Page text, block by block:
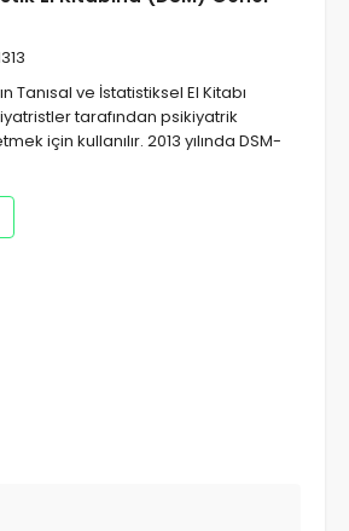
Tanısal ve İstatistiksel El Kitabı
tarafından psikiyatrik
için kullanılır. 2013 yılında DSM-